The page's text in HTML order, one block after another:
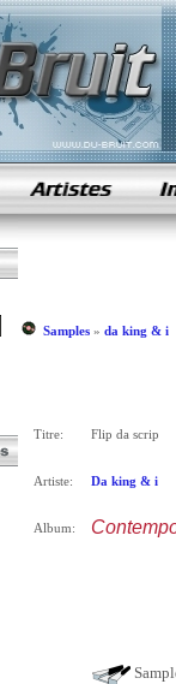
samples de rap
Samples» da king & i
Titre: Flip da scrip
Artiste: Da king & i
Album: